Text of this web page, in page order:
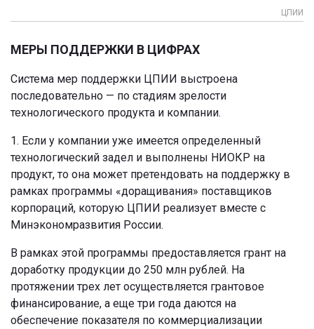
ЦПИИ
МЕРЫ ПОДДЕРЖКИ В ЦИФРАХ
Система мер поддержки ЦПИИ выстроена
последовательно — по стадиям зрелости
технологического продукта и компании.
1. Если у компании уже имеется определенный
технологический задел и выполнены НИОКР на
продукт, то она может претендовать на поддержку в
рамках программы «доращивания» поставщиков
корпораций, которую ЦПИИ реализует вместе с
Минэкономразвития России.
В рамках этой программы предоставляется грант на
доработку продукции до 250 млн рублей. На
протяжении трех лет осуществляется грантовое
финансирование, а еще три года даются на
обеспечение показателя по коммерциализации